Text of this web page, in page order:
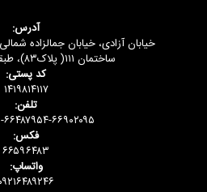
آدرس:
خیابان آزادی، خیابان جمالزاده
ساختمان ۱۱۱( پلاک۸۳)، طبقه ۴، واحد ۱۳B
کد پستی:
۱۴۱۹۸۱۴۱۱۷
تلفن:
۶۶۴۸۹۲۴۶-
فکس:
۶۶۵۹۶۴۸۳
واتساپ: